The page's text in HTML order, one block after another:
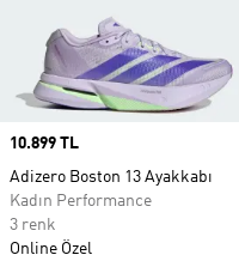
Price
10.899 TL
Adizero Boston 13 Ayakkabı
Kadın Performance
3 renk
Online Özel